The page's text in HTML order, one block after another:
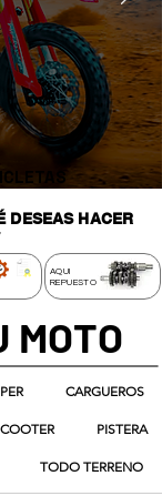
DESEAS HACER
AQUI
REPUESTO
MOTO
CARGUEROS
PISTERA
TODO TERRENO